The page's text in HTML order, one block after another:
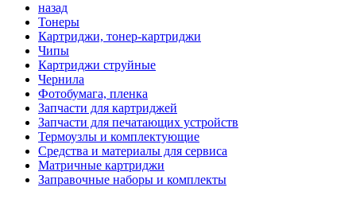
назад
Тонеры
Картриджи, тонер-картриджи
Чипы
Картриджи струйные
Чернила
Фотобумага, пленка
Запчасти для картриджей
Запчасти для печатающих устройств
Термоузлы и комплектующие
Средства и материалы для сервиса
Матричные картриджи
Заправочные наборы и комплекты